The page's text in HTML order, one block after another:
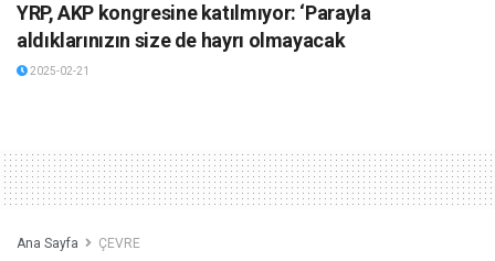
YRP, AKP kongresine katılmıyor: ‘Parayla
aldıklarınızın size de hayrı olmayacak
2025-02-21
Ana Sayfa ÇEVRE